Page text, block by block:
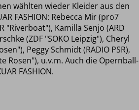
wählten wieder Kleider aus den
FASHION: Rebecca Mir (pro7
"Riverboat"), Kamilla Senjo (ARD
(ZDF "SOKO Leipzig"), Cheryl
Peggy Schmidt (RADIO PSR),
Rosen"), u.v.m. Auch die Opernball-
FASHION.